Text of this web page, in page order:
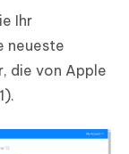
Ihr
neueste
die von Apple